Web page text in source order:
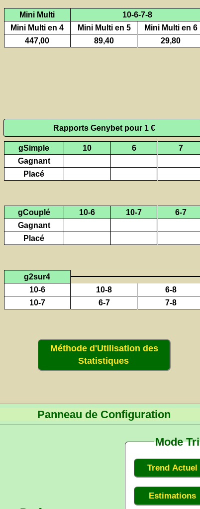
Mini Multi
10-6-7-8
Mini Multi en 4
Mini Multi en 5
Mini Multi en 6
447,00
89,40 29,80
Rapports Genybet pour 1 €
gSimple 10 6
7
Gagnant
Placé
gCouplé 10-6 10-7
6-7
Gagnant
Placé
g2sur4
10-6
10-8
6-8
10-7
6-7 7-8
Méthode d'Utilisation des
Statistiques
Panneau de Configuration
Mode Tri
Trend Actuel
Estimations